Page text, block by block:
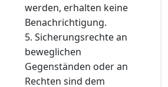
werden, erhalten keine
Benachrichtigung.
5. Sicherungsrechte an
beweglichen
Gegenständen oder an
Rechten sind dem